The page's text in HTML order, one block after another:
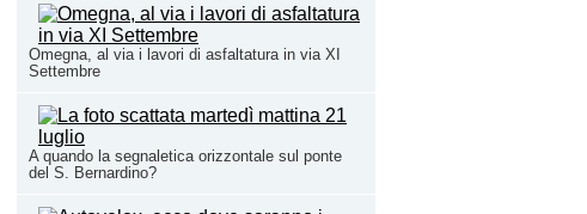
Omegna, al via i lavori di asfaltatura in via XI
Settembre
A quando la segnaletica orizzontale sul ponte
del S. Bernardino?